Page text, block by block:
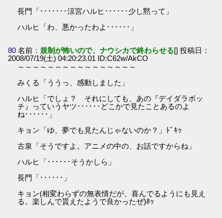
長門「･･･････涼宮ハルヒ･･････少し黙って」
ハルヒ「わ、悪かったわよ･･････」
80 名前：規制が怖いので、ナウシカで終わらせる[] 投稿日：
2008/07/19(土) 04:20:23.01 ID:C62w/AkCO
～～～～～～～～～～～～～～～～
みくる「ううっ、感動しました」
ハルヒ「でしょ？ それにしても、あの『デイダラボッ
チ』っていうヤツ･･････どこかで見たことあるのよ
ね･･････」
キョン「ゆ、夢でも見たんじゃないのか？」ﾄﾞｷｯ
古泉「そうですよ。アニメの中の、お話ですからね」
ハルヒ「･･････そうかしら」
長門「･･････」
キョン(相変わらずの無表情だが、喜んでるようにも見え
る。楽しんで貰えたようで良かったぜ)ﾎｯ